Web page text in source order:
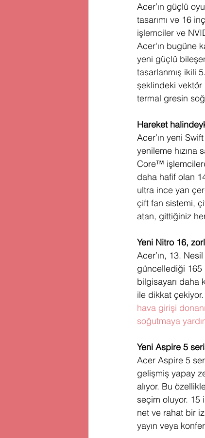
Acer’ın güçlü
tasarımı ve 16
işlemciler ve
Acer'ın bugüne
yeni güçlü
tasarlanmış ikili
şeklindeki vektör
termal gresin
Hareket
Acer’ın yeni
yenileme
Core™
daha hafif olan
ultra ince yan
çift fan sistemi,
atan, gittiğiniz
Yeni Nitro 16,
Acer’ın, 13.
güncellediği 165
bilgisayarı daha
ile dikkat çekiyor.
hava girişi
soğutmaya
Yeni Aspire 5
Acer Aspire 5
gelişmiş yapay
alıyor. Bu
seçim oluyor. 15
net ve rahat bir
yayın veya